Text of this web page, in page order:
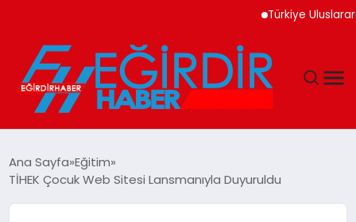
Türkiye Uluslararası
EĞITIM
Ana Sayfa Eğitim
TİHEK Çocuk Web Sitesi Lansmanıyla Duyuruldu